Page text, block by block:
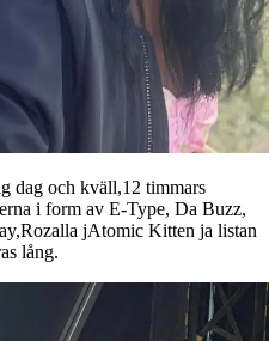
dag och kväll,12 timmars
i form av E-Type, Da Buzz,
jAtomic Kitten ja listan
lång.